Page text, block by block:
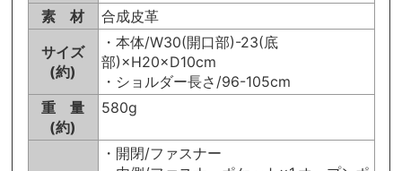
素 材
合成皮革
サイズ
(約)
・本体/W30(開口部)-23(底
部)×H20×D10cm
・ショルダー長さ/96-105cm
重 量
(約)
580g
・開閉/ファスナー